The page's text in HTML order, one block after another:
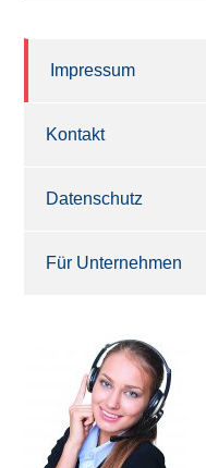
Impressum
Kontakt
Datenschutz
Für Unternehmen